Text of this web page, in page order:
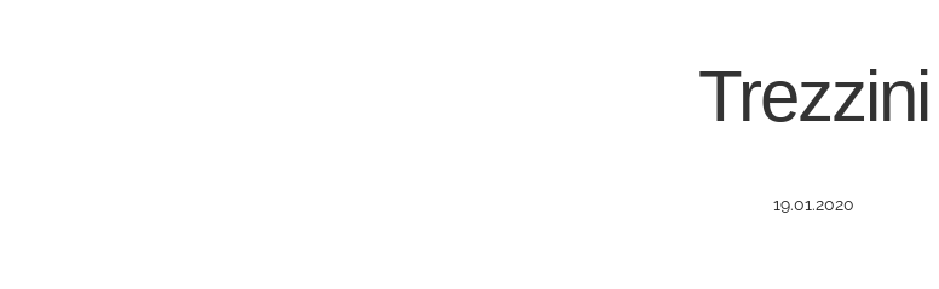
Trezzini
19.01.2020